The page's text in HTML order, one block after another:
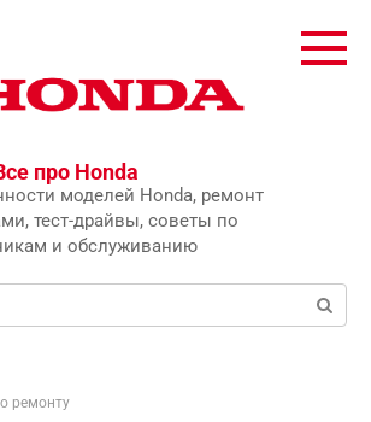
про Honda
моделей Honda, ремонт
тест-драйвы, советы по
и обслуживанию
ремонту